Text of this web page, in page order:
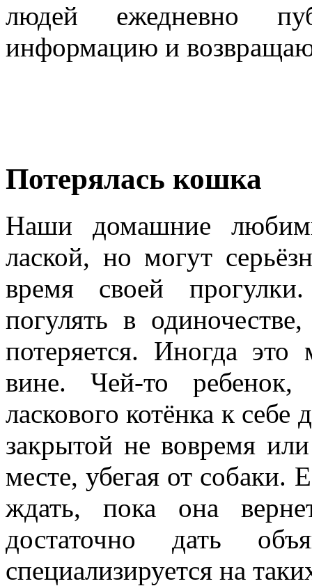
людей ежедневно
информацию и
Потерялась кошка
Наши домашние
лаской, но могут
время своей
погулять в
потеряется. Иногда
вине. Чей-то ребенок,
ласкового котёнка к
закрытой не вовремя
месте, убегая от собаки.
ждать, пока она
достаточно дать
специализируется на